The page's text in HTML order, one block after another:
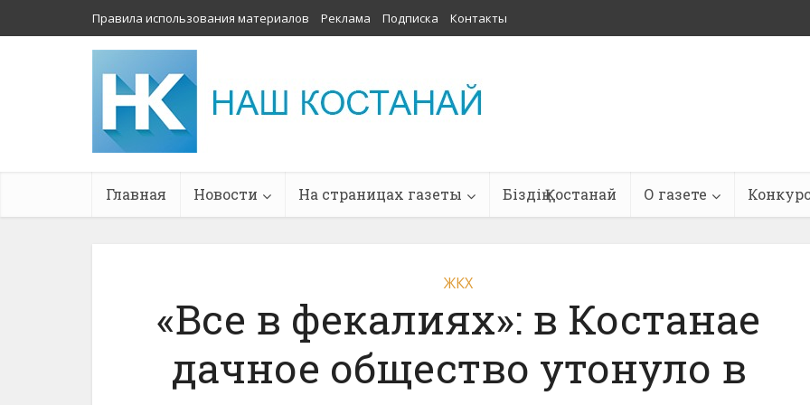
Правила использования материалов Реклама Подписка Контакты
Главная Новости На страницах газеты Біздің Қостанай О газете
ЖКХ
«Все в фекалиях»: в Костанае
дачное общество утонуло в